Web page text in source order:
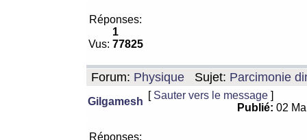
Réponses:
1
Vus: 77825
Forum: Physique Sujet: Parcimonie
Gilgamesh
[ Sauter vers le message ]
Publié: 02
Réponses: